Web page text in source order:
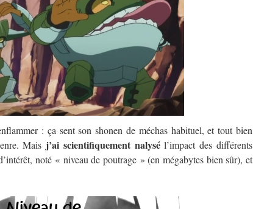
: ça sent son shonen de méchas habituel, et tout bien
Mais j’ai scientifiquement nalysél’impact des différents
noté « niveau de poutrage » (en mégabytes bien sûr), et